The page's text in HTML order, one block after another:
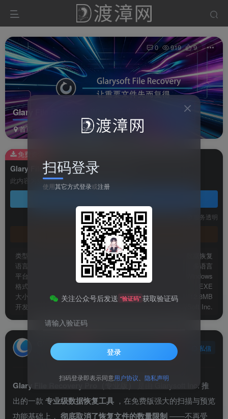
Glary File Recovery Windows专业版
首页 系统软件 正文
0 919 9
Glary File Recovery Windows专业版
此内容为免费资源，请登录后查看
技术支持 服务透明
官方地址
类型
数据恢复
语言
多语言
平台
Windows
格式
EXE
大小
12.8MB
开发
GlarySoft Inc.
免费资源
Glarysoft
9年前发布
关注 私信
Glary File Recovery Pro（专业版）
是由 Glarysoft Inc. 推
出的一款 专业级数据恢复工具 ，在免费版强大的扫描与预览
功能基础上， 彻底取消了恢复文件的数量限制——不再受
扫码登录
使用其它方式登录或注册
关注公众号后发送 “验证码” 获取验证码
请输入验证码
登录
扫码登录即表示同意用户协议 隐私声明